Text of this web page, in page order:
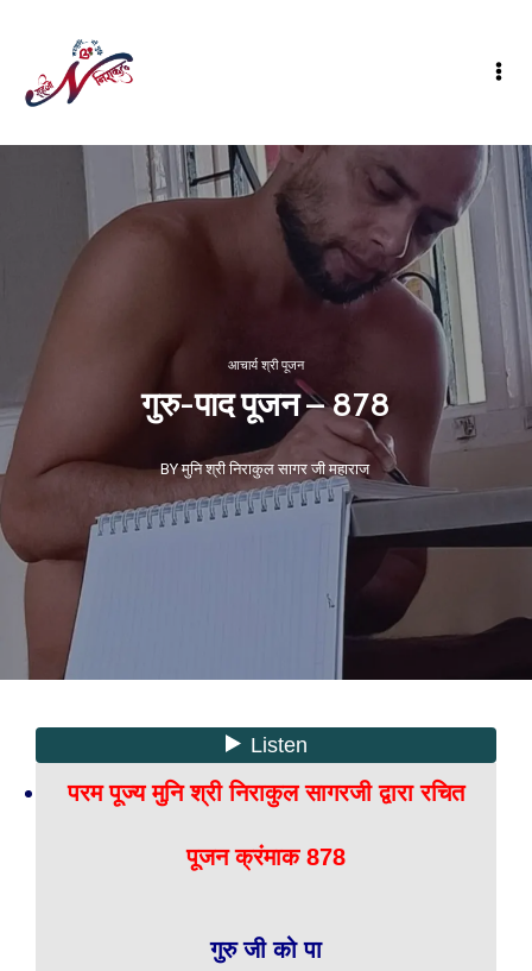
आचार्य श्री पूजन
गुरु-पाद पूजन – 878
BY मुनि श्री निराकुल सागर जी महाराज
परम पूज्य मुनि श्री निराकुल सागरजी द्वारा रचित
पूजन क्रंमाक 878
गुरु जी को पा